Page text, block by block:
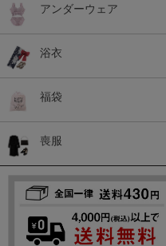
アンダーウェア
浴衣
福袋
喪服